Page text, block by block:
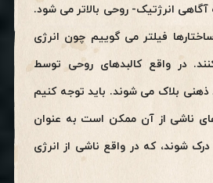
انرژتیک- روحی بالاتر می شود.
فیلتر می گوییم چون انرژی
در واقع کالبدهای روحی توسط
ذهنی بلاک می شوند. باید توجه کنیم
ناشی از آن ممکن است به عنوان
شوند، که در واقع ناشی از انرژی